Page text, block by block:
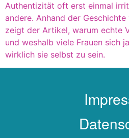
Authentizität oft erst einmal
andere. Anhand der
zeigt der Artikel, warum echte
und weshalb viele Frauen sich
wirklich sie selbst zu sein.